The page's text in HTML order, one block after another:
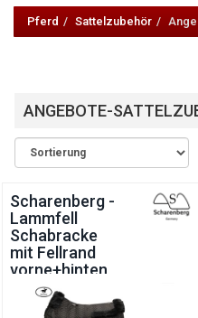
Angebote-
Sattelzubehör
Pferd Sattelzubehör
ANGEBOTE-
Scharenberg -
Lammfell
Schabracke
mit Fellrand
vorne+hinten